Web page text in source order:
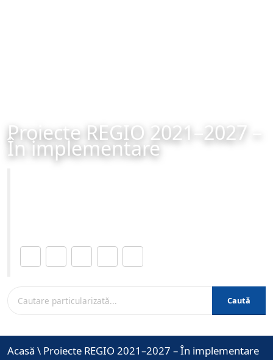
Proiecte REGIO 2021–2027 –
În implementare
Caută
Acasă \ Proiecte REGIO 2021–2027 – În implementare